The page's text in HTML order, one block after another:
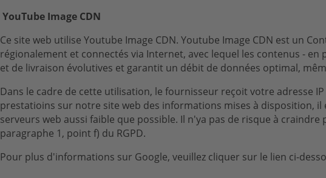
YouTube Image CDN
Ce site web utilise Youtube Image CDN. Youtube Image CDN est un
régionalement et connectés via Internet, avec lequel les contenus -
et de livraison évolutives et garantit un débit de données optimal,
Dans le cadre de cette utilisation, le fournisseur reçoit votre adresse
prestatioins sur notre site web des informations mises à disposition,
serveurs web aussi faible que possible. Il n'ya pas de risque à
paragraphe 1, point f) du RGPD.
Pour plus d'informations sur Google, veuillez cliquer sur le lien ci-